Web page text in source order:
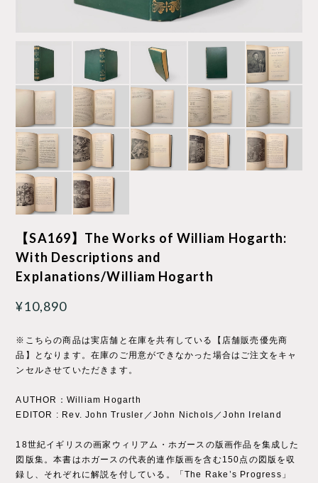
【SA169】The Works of William Hogarth:
With Descriptions and
Explanations/William Hogarth
¥10,890
※こちらの商品は実店舗と在庫を共有している【店舗販売優先商
品】となります。在庫のご用意ができなかった場合はご注文をキャ
ンセルさせていただきます。
AUTHOR：William Hogarth
EDITOR : Rev. John Trusler／John Nichols／John Ireland
18世紀イギリスの画家ウィリアム・ホガースの版画作品を集成した
図版集。本書はホガースの代表的連作版画を含む150点の図版を収
録し、それぞれに解説を付している。「The Rake’s Progress」